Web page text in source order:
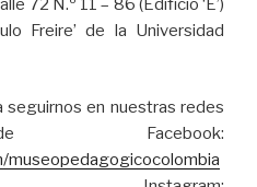
Freire’ de la Universidad
en nuestras redes
Facebook: